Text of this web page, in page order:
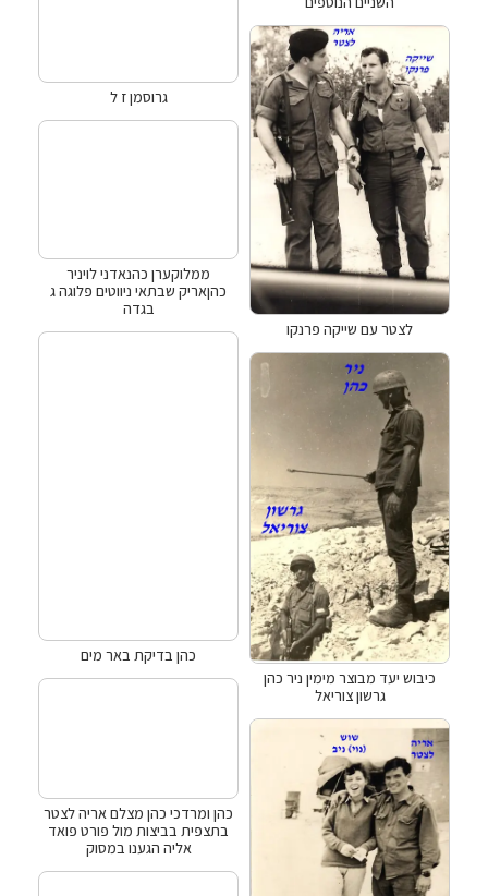
לצטר עם שייקה פרנקו
כיבוש יעד מבוצר מימין ניר כהן
גרשון צוריאל
גרוסמן ז ל
ממלוקערן כהנאדני לויניר
כהןאריק שבתאי ניווטים פלוגה ג
בגדה
כהן בדיקת באר מים
כהן ומרדכי כהן מצלם אריה לצטר
בתצפית בביצות מול פורט פואד
אליה הגענו במסוק